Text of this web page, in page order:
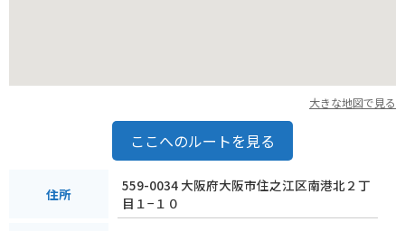
大きな地図で見る
ここへのルートを見る
住所
559-0034 大阪府大阪市住之江区南港北２丁
目１−１０